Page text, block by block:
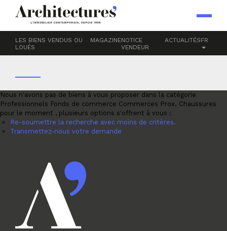
LES BIENS VENDUS OU
LOUÉS
MAGAZINENOTICE
VENDEUR
ACTUALITÉSFR
Accueil Professionnels
Commerces Prox.
CHAUSSURES
Nous n'avons pas de biens à vous proposer dans la catégorie
Professionnels Fonds de commerce Commerces Prox. Chaussures
pour le moment , plusieurs options s'offrent à vous :
Re-soumettre la recherche avec moins de critères.
Transmettez-nous votre demande